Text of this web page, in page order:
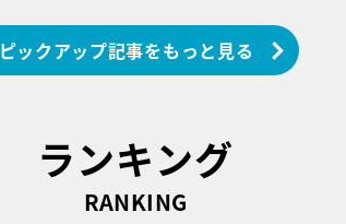
ピックアップ記事をもっと見る
ランキング
RANKING